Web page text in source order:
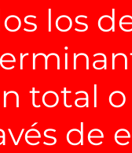
los
total
de